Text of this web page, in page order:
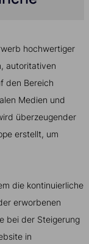
hochwertiger
autoritativen
den Bereich
Medien und
überzeugender
erstellt, um
die kontinuierliche
erworbenen
bei der Steigerung
in